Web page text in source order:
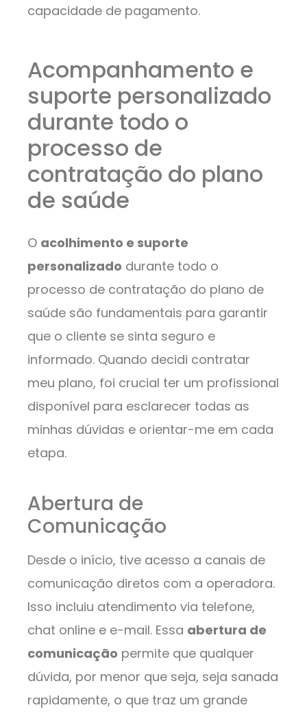
capacidade de pagamento.
Acompanhamento e
suporte personalizado
durante todo o
processo de
contratação do plano
de saúde
O acolhimento e suporte
personalizado durante todo o
processo de contratação do plano de
saúde são fundamentais para garantir
que o cliente se sinta seguro e
informado. Quando decidi contratar
meu plano, foi crucial ter um profissional
disponível para esclarecer todas as
minhas dúvidas e orientar-me em cada
etapa.
Abertura de
Comunicação
Desde o início, tive acesso a canais de
comunicação diretos com a operadora.
Isso incluiu atendimento via telefone,
chat online e e-mail. Essa abertura de
comunicação permite que qualquer
dúvida, por menor que seja, seja sanada
rapidamente, o que traz um grande